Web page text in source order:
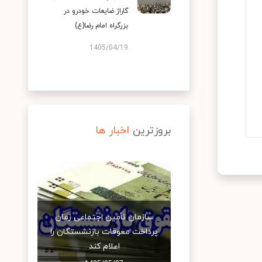
گاراژ ضایعات خودرو در
بزرگراه امام رضا(ع)
1405/04/19
بروزترین اخبار ها
سازمان تأمین اجتماعی زمان
پرداخت معوقات بازنشستگان را
اعلام کند